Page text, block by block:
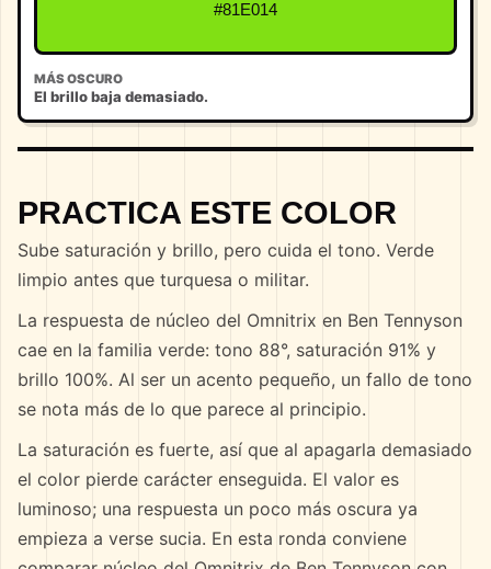
#81E014
MÁS OSCURO
El brillo baja demasiado.
PRACTICA ESTE COLOR
Sube saturación y brillo, pero cuida el tono. Verde
limpio antes que turquesa o militar.
La respuesta de núcleo del Omnitrix en Ben Tennyson
cae en la familia verde: tono 88°, saturación 91% y
brillo 100%. Al ser un acento pequeño, un fallo de tono
se nota más de lo que parece al principio.
La saturación es fuerte, así que al apagarla demasiado
el color pierde carácter enseguida. El valor es
luminoso; una respuesta un poco más oscura ya
empieza a verse sucia. En esta ronda conviene